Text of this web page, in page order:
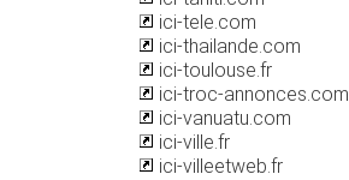
ici-tele.com
ici-thailande.com
ici-toulouse.fr
ici-troc-annonces.com
ici-vanuatu.com
ici-ville.fr
ici-villeetweb.fr